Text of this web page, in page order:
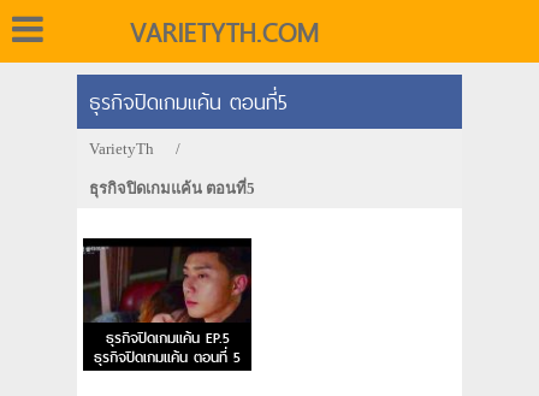
VARIETYTH.COM
ธุรกิจปิดเกมแค้น ตอนที่5
VarietyTh /
ธุรกิจปิดเกมแค้น ตอนที่5
ธุรกิจปิดเกมแค้น EP.5
ธุรกิจปิดเกมแค้น ตอนที่ 5